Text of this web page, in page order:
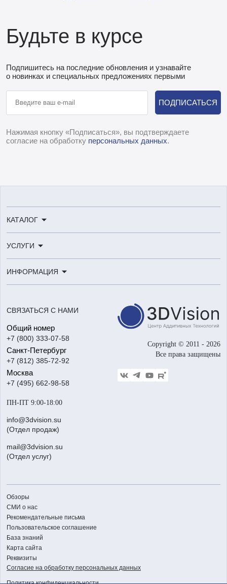
Будьте в курсе
Подпишитесь на последние обновления и узнавайте
о новинках и специальных предложениях первыми
ПОДПИСАТЬСЯ
Нажимая кнопку «Подписаться», вы подтверждаете
согласие на обработку персональных данных.
КАТАЛОГ
3D-сканеры
Расходные материалы
Оборудование и материалы для вакуумного литья
Аксессуары и прочее оборудование
Программное обеспечение
УСЛУГИ
3D-моделирование
Ремонт и услуги
ИНФОРМАЦИЯ
Портфолио
О компании
Контакты
Гос. закупки
Стать дилером
Блог
FAQ
СВЯЗАТЬСЯ С НАМИ
Общий номер
+7 (800) 333-07-58
Санкт-Петербург
+7 (812) 385-72-92
Москва
+7 (495) 662-98-58
ПН-ПТ 9:00-18:00
info@3dvision.su
(Отдел продаж)
mail@3dvision.su
(Отдел услуг)
Copyright © 2011 - 2026
Все права защищены
Обзоры
СМИ о нас
Рекомендательные письма
Пользовательское соглашение
База знаний
Карта сайта
Реквизиты
Согласие на обработку персональных данных